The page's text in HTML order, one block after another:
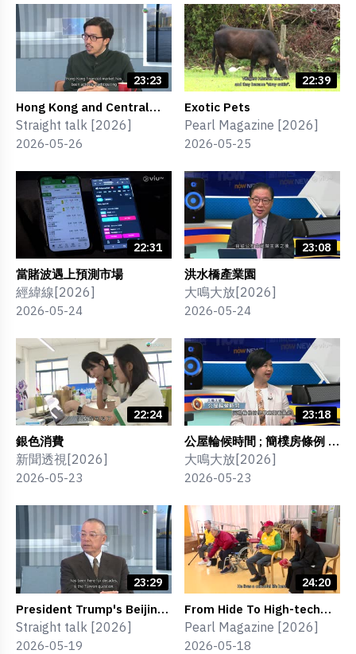
23:23
Hong Kong and Central
Asia : New Opportunities
Along the Belt and Road
Straight talk [2026]
2026-05-26
22:39
Exotic Pets
Pearl Magazine [2026]
2026-05-25
22:31
當賭波遇上預測市場
經緯線[2026]
2026-05-24
23:08
洪水橋產業園
大鳴大放[2026]
2026-05-24
22:24
銀色消費
新聞透視[2026]
2026-05-23
23:18
公屋輪候時間 ; 簡樸房條例 ;
長遠住屋發展 ; 宏福苑安置方
案
大鳴大放[2026]
2026-05-23
23:29
President Trump's Beijing
Visit : A Hong Kong
Perspective
Straight talk [2026]
2026-05-19
24:20
From Hide To High-tech
Leather ; Live Long
Pearl Magazine [2026]
2026-05-18